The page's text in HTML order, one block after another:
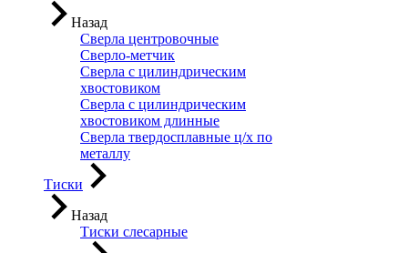
Назад
Сверла центровочные
Сверло-метчик
Сверла с цилиндрическим
хвостовиком
Сверла с цилиндрическим
хвостовиком длинные
Сверла твердосплавные ц/х по
металлу
Тиски
Назад
Тиски слесарные